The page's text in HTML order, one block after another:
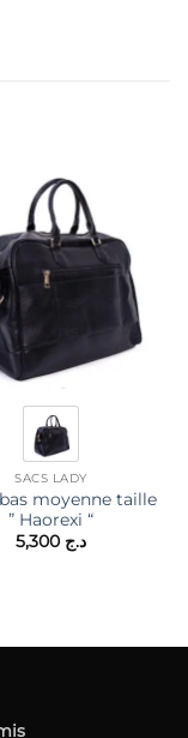
SACS LADY
moyenne taille
” Haorexi “
د.ج